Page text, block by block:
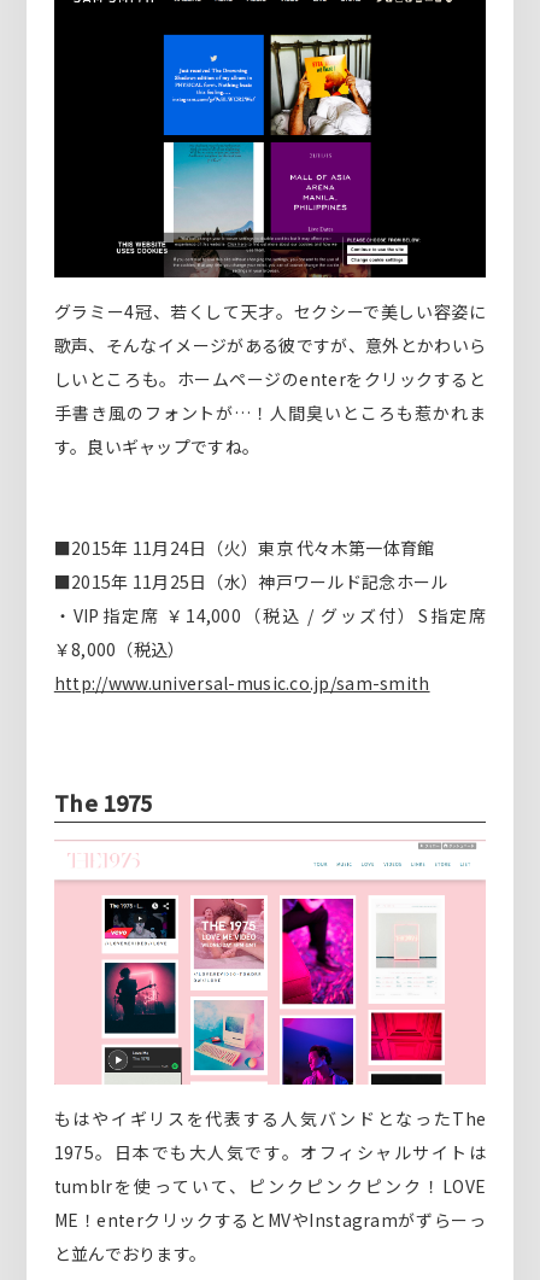
グラミー4冠、若くして天才。セクシーで美しい容姿に
歌声、そんなイメージがある彼ですが、意外とかわいら
しいところも。ホームページのenterをクリックすると
手書き風のフォントが…！人間臭いところも惹かれま
す。良いギャップですね。
■2015年 11月24日（火）東京 代々木第一体育館
■2015年 11月25日（水）神戸ワールド記念ホール
・VIP指定席 ￥14,000（税込 / グッズ付）S指定席
￥8,000（税込）
http://www.universal-music.co.jp/sam-smith
The 1975
もはやイギリスを代表する人気バンドとなったThe
1975。日本でも大人気です。オフィシャルサイトは
tumblrを使っていて、ピンクピンクピンク！LOVE
ME！enterクリックするとMVやInstagramがずらーっ
と並んでおります。